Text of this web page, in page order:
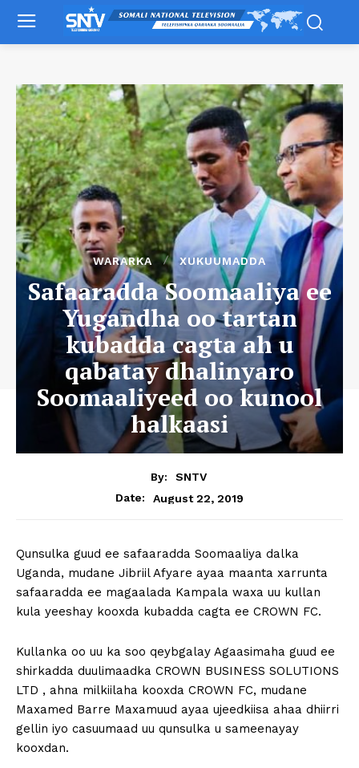
WARARKA XUKUUMADDA
Safaaradda Soomaaliya ee
Yugandha oo tartan
kubadda cagta ah u
qabatay dhalinyaro
Soomaaliyeed oo kunool
halkaasi
By:
SNTV
Date:
August 22, 2019
Qunsulka guud ee safaaradda Soomaaliya dalka
Uganda, mudane Jibriil Afyare ayaa maanta xarrunta
safaaradda ee magaalada Kampala waxa uu kullan
kula yeeshay kooxda kubadda cagta ee CROWN FC.
Kullanka oo uu ka soo qeybgalay Agaasimaha guud ee
shirkadda duulimaadka CROWN BUSINESS SOLUTIONS
LTD , ahna milkiilaha kooxda CROWN FC, mudane
Maxamed Barre Maxamuud ayaa ujeedkiisa ahaa dhiirri
gellin iyo casuumaad uu qunsulka u sameenayay
kooxdan.